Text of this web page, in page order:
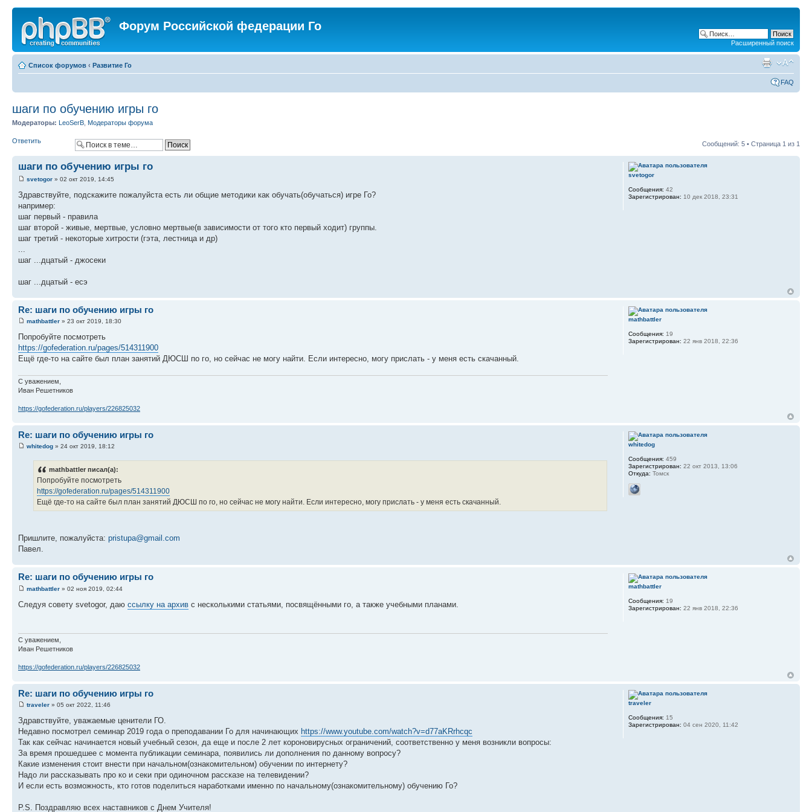
Форум Российской федерации Го
Расширенный поиск
Список форумов ‹ Развитие Го
FAQ
шаги по обучению игры го
Модераторы: LeoSerB Модераторы форума
Ответить Сообщений: 5 • Страница 1 из 1
шаги по обучению игры го
svetogor » 02 окт 2019, 14:45
Здравствуйте, подскажите пожалуйста есть ли общие методики как обучать(обучаться) игре Го?
например:
шаг первый - правила
шаг второй - живые, мертвые, условно мертвые(в зависимости от того кто первый ходит) группы.
шаг третий - некоторые хитрости (гэта, лестница и др)
шаг ...дцатый - джосеки
шаг ...дцатый - есэ
svetogor
Сообщения: 42
Зарегистрирован: 10 дек 2018, 23:31
Re: шаги по обучению игры го
mathbattler » 23 окт 2019, 18:30
Попробуйте посмотреть
https://gofederation.ru/pages/514311900
Ещё где-то на сайте был план занятий ДЮСШ по го, но сейчас не могу найти. Если интересно, могу прислать - у меня есть скачанный.
С уважением,
Иван Решетников
https://gofederation.ru/players/226825032
mathbattler
Сообщения: 19
Зарегистрирован: 22 янв 2018, 22:36
Re: шаги по обучению игры го
whitedog » 24 окт 2019, 18:12
mathbattler писал(а):
Попробуйте посмотреть
https://gofederation.ru/pages/514311900
Ещё где-то на сайте был план занятий ДЮСШ по го, но сейчас не могу найти. Если интересно, могу прислать - у меня есть скачанный.
Пришлите, пожалуйста: pristupa@gmail.com
Павел.
whitedog
Сообщения: 459
Зарегистрирован: 22 окт 2013, 13:06
Откуда: Томск
Re: шаги по обучению игры го
mathbattler » 02 ноя 2019, 02:44
Следуя совету svetogor, даю ссылку на архив с несколькими статьями, посвящёнными го, а также учебными планами.
С уважением,
Иван Решетников
https://gofederation.ru/players/226825032
mathbattler
Сообщения: 19
Зарегистрирован: 22 янв 2018, 22:36
Re: шаги по обучению игры го
traveler » 05 окт 2022, 11:46
Здравствуйте, уважаемые ценители ГО.
Недавно посмотрел семинар 2019 года о преподавании Го для начинающих https://www.youtube.com/watch?v=d77aKRrhcqc
Так как сейчас начинается новый учебный сезон, да еще и после 2 лет короновирусных ограничений, соответственно у меня возникли вопросы:
За время прошедшее с момента публикации семинара, появились ли дополнения по данному вопросу?
Какие изменения стоит внести при начальном(ознакомительном) обучении по интернету?
Надо ли рассказывать про ко и секи при одиночном рассказе на телевидении?
И если есть возможность, кто готов поделиться наработками именно по начальному(ознакомительному) обучению Го?
P.S. Поздравляю всех наставников с Днем Учителя!
traveler
Сообщения: 15
Зарегистрирован: 04 сен 2020, 11:42